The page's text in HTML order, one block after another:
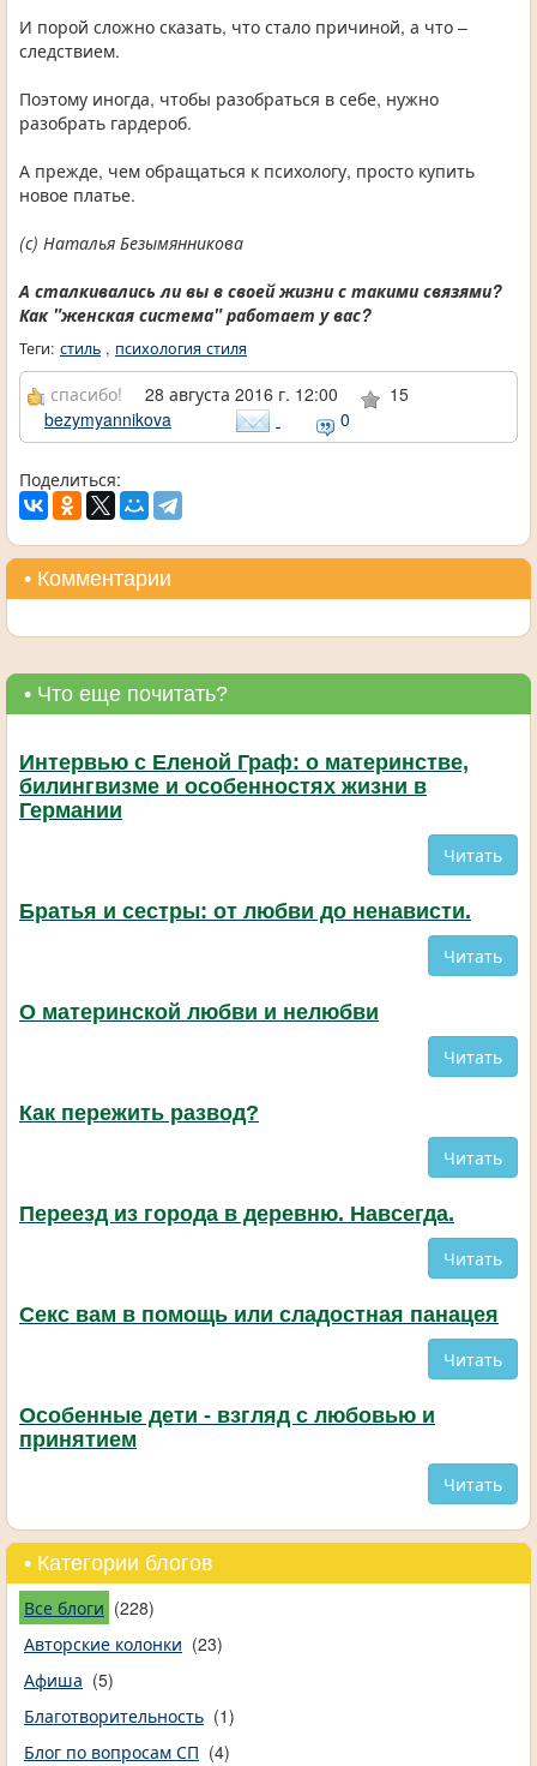
И порой сложно сказать, что стало причиной, а что –
следствием.
Поэтому иногда, чтобы разобраться в себе, нужно
разобрать гардероб.
А прежде, чем обращаться к психологу, просто купить
новое платье.
(с) Наталья Безымянникова
А сталкивались ли вы в своей жизни с такими связями?
Как "женская система" работает у вас?
Теги: стиль , психология стиля
спасибо! 28 августа 2016 г. 12:00
15
bezymyannikova
0
Поделиться:
• Комментарии
• Что еще почитать?
Интервью с Еленой Граф: о материнстве,
билингвизме и особенностях жизни в
Германии
Читать
Братья и сестры: от любви до ненависти.
Читать
О материнской любви и нелюбви
Читать
Как пережить развод?
Читать
Переезд из города в деревню. Навсегда.
Читать
Секс вам в помощь или сладостная панацея
Читать
Особенные дети - взгляд с любовью и
принятием
Читать
• Категории блогов
Все блоги (228)
Авторские колонки (23)
Афиша (5)
Благотворительность (1)
Блог по вопросам СП (4)